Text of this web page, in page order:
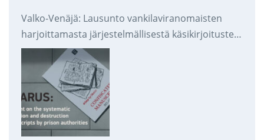
Valko-Venäjä: Lausunto vankilaviranomaisten
harjoittamasta järjestelmällisestä käsikirjoitusten
takavarikoinnista ja tuhoamisesta